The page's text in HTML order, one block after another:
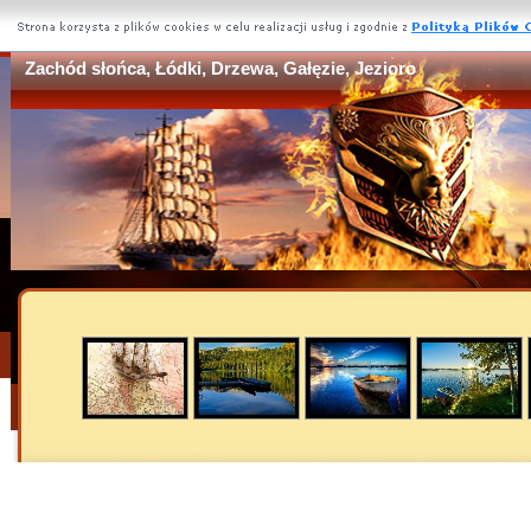
Zachód słońca, Łódki, Drzewa, Gałęzie, Jezioro